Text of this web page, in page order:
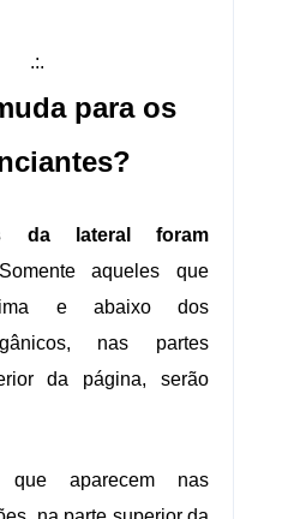
.:.
para os
da lateral foram
aqueles que
e abaixo dos
nas partes
da página, serão
que aparecem nas